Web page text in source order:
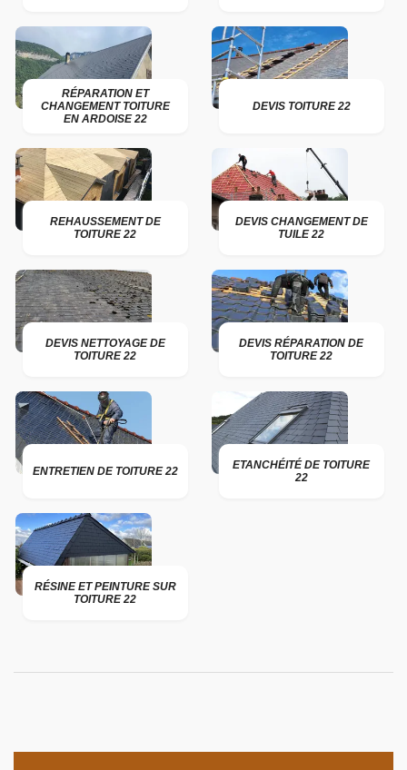
RÉPARATION ET
CHANGEMENT TOITURE
EN ARDOISE 22
DEVIS TOITURE 22
REHAUSSEMENT DE
TOITURE 22
DEVIS CHANGEMENT DE
TUILE 22
DEVIS NETTOYAGE DE
TOITURE 22
DEVIS RÉPARATION DE
TOITURE 22
ENTRETIEN DE TOITURE 22
ETANCHÉITÉ DE TOITURE
22
RÉSINE ET PEINTURE SUR
TOITURE 22